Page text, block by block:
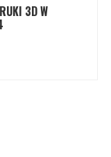
3D W